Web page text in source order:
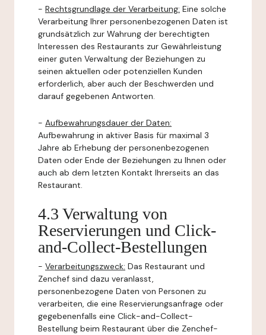
- Rechtsgrundlage der Verarbeitung: Eine solche
Verarbeitung Ihrer personenbezogenen Daten ist
grundsätzlich zur Wahrung der berechtigten
Interessen des Restaurants zur Gewährleistung
einer guten Verwaltung der Beziehungen zu
seinen aktuellen oder potenziellen Kunden
erforderlich, aber auch der Beschwerden und
darauf gegebenen Antworten.
- Aufbewahrungsdauer der Daten:
Aufbewahrung in aktiver Basis für maximal 3
Jahre ab Erhebung der personenbezogenen
Daten oder Ende der Beziehungen zu Ihnen oder
auch ab dem letzten Kontakt Ihrerseits an das
Restaurant.
4.3 Verwaltung von
Reservierungen und Click-
and-Collect-Bestellungen
- Verarbeitungszweck: Das Restaurant und
Zenchef sind dazu veranlasst,
personenbezogene Daten von Personen zu
verarbeiten, die eine Reservierungsanfrage oder
gegebenenfalls eine Click-and-Collect-
Bestellung beim Restaurant über die Zenchef-